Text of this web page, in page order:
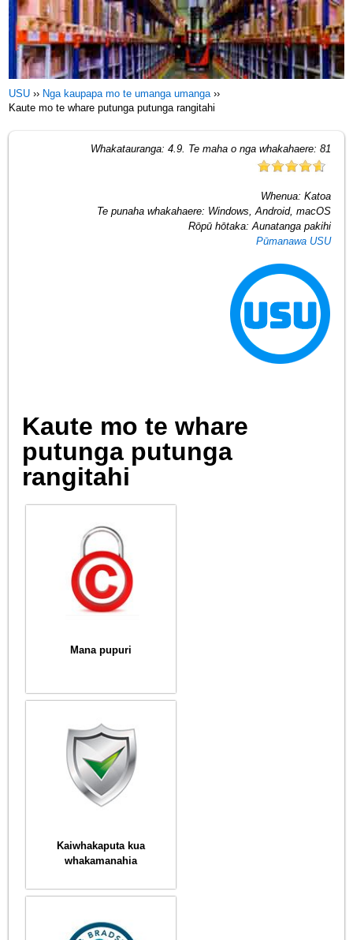
USU ›› Nga kaupapa mo te umanga umanga››
Kaute mo te whare putunga putunga rangitahi
Whakatauranga: 4.9. Te maha o nga whakahaere: 81
Whenua: Katoa
Te punaha whakahaere: Windows, Android, macOS
Rōpū hōtaka: Aunatanga pakihi
Pūmanawa USU
Kaute mo te whare
putunga putunga
rangitahi
Mana pupuri
Kaiwhakaputa kua
whakamanahia